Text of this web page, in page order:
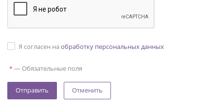
Я согласен на обработку персональных данных
* — Обязательные поля
Отменить